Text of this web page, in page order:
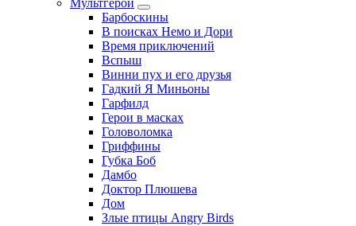
Мультгерои
Барбоскины
В поисках Немо и Дори
Время приключений
Вспыш
Винни пух и его друзья
Гадкий Я Миньоны
Гарфилд
Герои в масках
Головоломка
Гриффины
Губка Боб
Дамбо
Доктор Плюшева
Дом
Злые птицы Angry Birds